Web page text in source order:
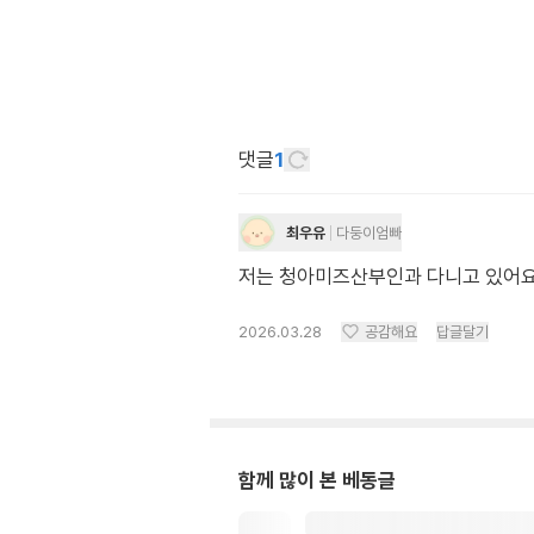
댓글1
최우유 다둥이엄빠
저는 청아미즈산부인과 다니고 있어
2026.03.28 공감해요 답글달기
함께 많이 본 베동글